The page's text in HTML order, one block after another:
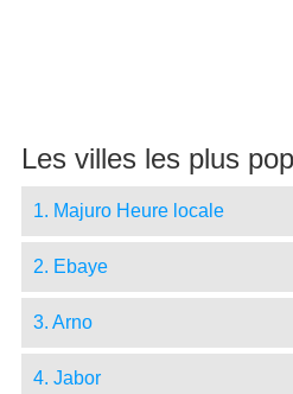
Les villes les plus
1. Majuro Heure locale
2. Ebaye
3. Arno
4. Jabor